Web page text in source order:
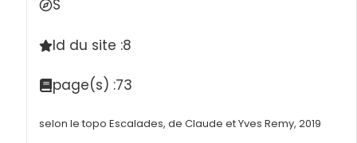
S
Id du site :8
page(s) :73
selon le topo Escalades, de Claude et Yves Remy, 2019